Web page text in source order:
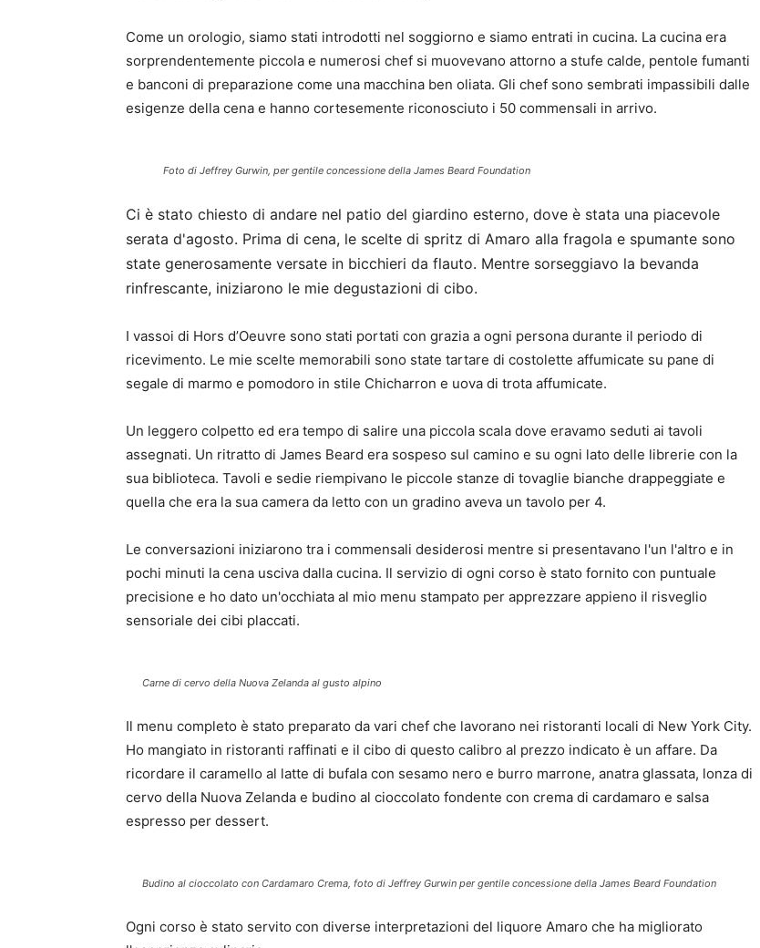
Come un orologio, siamo stati introdotti nel soggiorno e siamo entrati in cucina. La cucina era
sorprendentemente piccola e numerosi chef si muovevano attorno a stufe calde, pentole fumanti
e banconi di preparazione come una macchina ben oliata. Gli chef sono sembrati impassibili dalle
esigenze della cena e hanno cortesemente riconosciuto i 50 commensali in arrivo.
Foto di Jeffrey Gurwin, per gentile concessione della James Beard Foundation
Ci è stato chiesto di andare nel patio del giardino esterno, dove è stata una piacevole
serata d'agosto. Prima di cena, le scelte di spritz di Amaro alla fragola e spumante sono
state generosamente versate in bicchieri da flauto. Mentre sorseggiavo la bevanda
rinfrescante, iniziarono le mie degustazioni di cibo.
I vassoi di Hors d’Oeuvre sono stati portati con grazia a ogni persona durante il periodo di
ricevimento. Le mie scelte memorabili sono state tartare di costolette affumicate su pane di
segale di marmo e pomodoro in stile Chicharron e uova di trota affumicate.
Un leggero colpetto ed era tempo di salire una piccola scala dove eravamo seduti ai tavoli
assegnati. Un ritratto di James Beard era sospeso sul camino e su ogni lato delle librerie con la
sua biblioteca. Tavoli e sedie riempivano le piccole stanze di tovaglie bianche drappeggiate e
quella che era la sua camera da letto con un gradino aveva un tavolo per 4.
Le conversazioni iniziarono tra i commensali desiderosi mentre si presentavano l'un l'altro e in
pochi minuti la cena usciva dalla cucina. Il servizio di ogni corso è stato fornito con puntuale
precisione e ho dato un'occhiata al mio menu stampato per apprezzare appieno il risveglio
sensoriale dei cibi placcati.
Carne di cervo della Nuova Zelanda al gusto alpino
Il menu completo è stato preparato da vari chef che lavorano nei ristoranti locali di New York City.
Ho mangiato in ristoranti raffinati e il cibo di questo calibro al prezzo indicato è un affare. Da
ricordare il caramello al latte di bufala con sesamo nero e burro marrone, anatra glassata, lonza di
cervo della Nuova Zelanda e budino al cioccolato fondente con crema di cardamaro e salsa
espresso per dessert.
Budino al cioccolato con Cardamaro Crema, foto di Jeffrey Gurwin per gentile concessione della James Beard Foundation
Ogni corso è stato servito con diverse interpretazioni del liquore Amaro che ha migliorato